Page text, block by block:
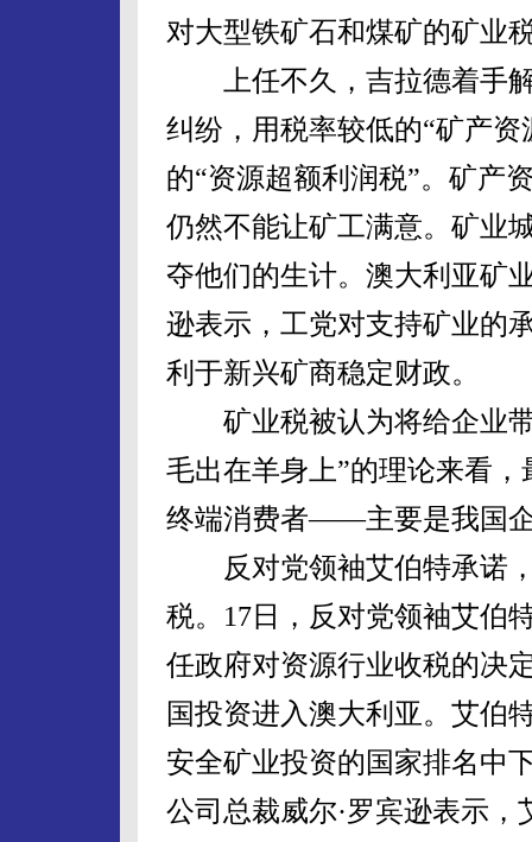
对大型铁矿石和煤矿的矿业
上任不久，吉拉德着手解
纠纷，用税率较低的“矿产
的“资源超额利润税”。矿产
仍然不能让矿工满意。矿业
夺他们的生计。澳大利亚矿
逊表示，工党对支持矿业的
利于新兴矿商稳定财政。
矿业税被认为将给企业带
毛出在羊身上”的理论来看
终端消费者——主要是我国
反对党领袖艾伯特承诺，
税。17日，反对党领袖艾伯
任政府对资源行业收税的决
国投资进入澳大利亚。艾伯
安全矿业投资的国家排名中
公司总裁威尔·罗宾逊表示